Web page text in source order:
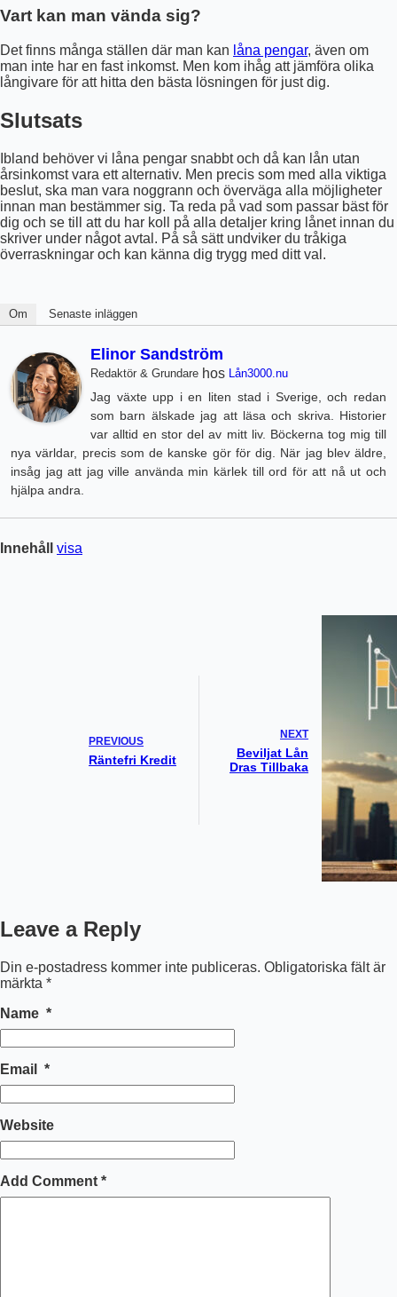
Vart kan man vända sig?
Det finns många ställen där man kan låna pengar, även om
man inte har en fast inkomst. Men kom ihåg att jämföra olika
långivare för att hitta den bästa lösningen för just dig.
Slutsats
Ibland behöver vi låna pengar snabbt och då kan lån utan
årsinkomst vara ett alternativ. Men precis som med alla viktiga
beslut, ska man vara noggrann och överväga alla möjligheter
innan man bestämmer sig. Ta reda på vad som passar bäst för
dig och se till att du har koll på alla detaljer kring lånet innan du
skriver under något avtal. På så sätt undviker du tråkiga
överraskningar och kan känna dig trygg med ditt val.
Om Senaste inläggen
Elinor Sandström
Redaktör & Grundare hos Lån3000.nu
Jag växte upp i en liten stad i Sverige, och redan
som barn älskade jag att läsa och skriva. Historier
var alltid en stor del av mitt liv. Böckerna tog mig till
nya världar, precis som de kanske gör för dig. När jag blev äldre,
insåg jag att jag ville använda min kärlek till ord för att nå ut och
hjälpa andra.
Innehåll visa
PREVIOUS
Räntefri Kredit
NEXT
Beviljat Lån
Dras Tillbaka
Leave a Reply
Din e-postadress kommer inte publiceras. Obligatoriska fält är
märkta *
Name *
Email *
Website
Add Comment *